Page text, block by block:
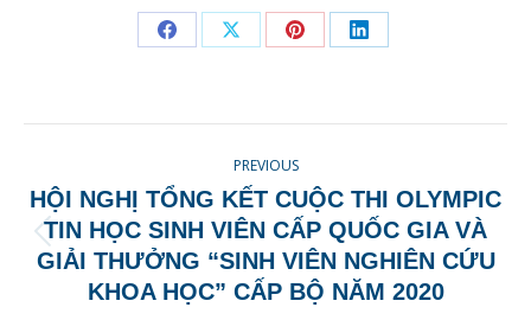
Share
Facebook
Share
X
Share
Pinterest
Share
LinkedIn
NAVIGATION
PREVIOUS
Previous
post:
HỘI NGHỊ TỔNG KẾT CUỘC THI OLYMPIC
TIN HỌC SINH VIÊN CẤP QUỐC GIA VÀ
GIẢI THƯỞNG “SINH VIÊN NGHIÊN CỨU
KHOA HỌC” CẤP BỘ NĂM 2020